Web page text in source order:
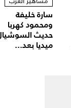
سارة خليفة
ومحمود كهربا
حديث
ميديا بعد...